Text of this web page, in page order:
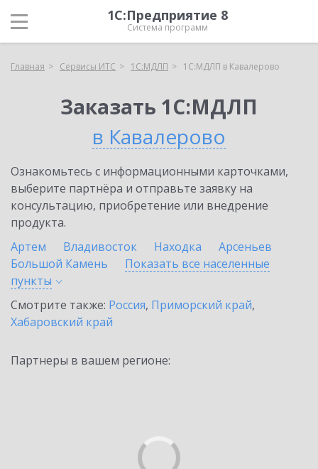
1С:Предприятие 8
Система программ
Главная Сервисы ИТС 1С:МДЛП 1С:МДЛП в Кавалерово
Заказать 1С:МДЛП
в Кавалерово
Ознакомьтесь с информационными карточками,
выберите партнёра и отправьте заявку на
консультацию, приобретение или внедрение
продукта.
Артем
Владивосток Находка
Арсеньев
Большой Камень
Показать все населенные
пункты
Смотрите также: Россия, Приморский край,
Хабаровский край
Партнеры в вашем регионе: